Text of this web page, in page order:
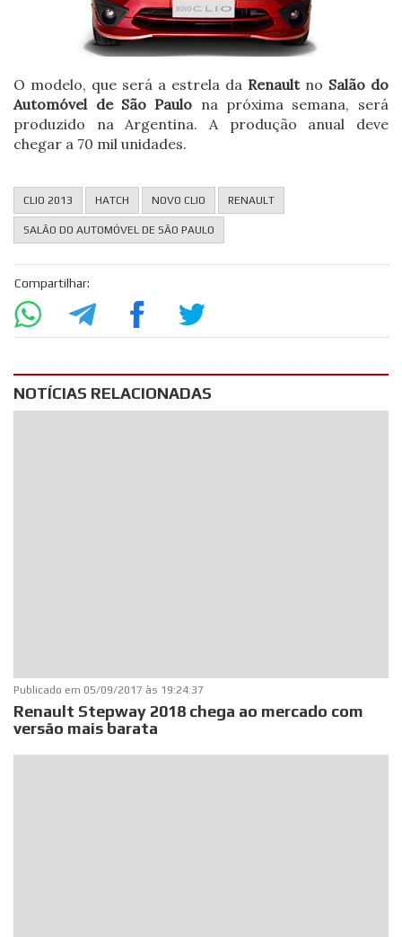
O modelo, que será a estrela da Renaultno Salão do
Automóvel de São Paulo na próxima semana, será
produzido na Argentina. A produção anual deve
chegar a 70 mil unidades.
CLIO 2013 HATCH NOVO CLIO RENAULT
SALÃO DO AUTOMÓVEL DE SÃO PAULO
Compartilhar:
NOTÍCIAS RELACIONADAS
Publicado em 05/09/2017 às 19:24:37
Renault Stepway 2018 chega ao mercado com
versão mais barata